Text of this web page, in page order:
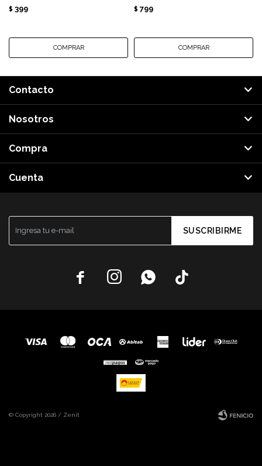
$ 399 $ 799
SUSCRIBIRME
   
Contacto
Nosotros
Compra
Cuenta
© Copyright 2026 / Zenit